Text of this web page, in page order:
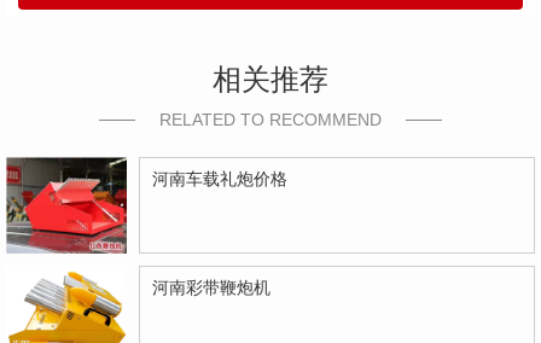
相关推荐
RELATED TO RECOMMEND
河南车载礼炮价格
河南彩带鞭炮机